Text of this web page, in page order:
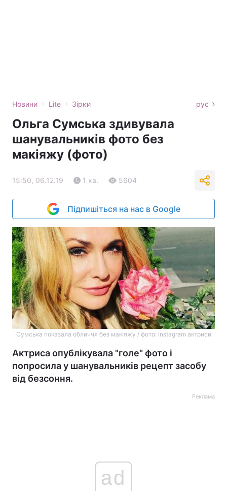
Новини › Lite › Зірки рус
Ольга Сумська здивувала
шанувальників фото без
макіяжу (фото)
15:50, 06.12.19 1 хв. 5604
Підпишіться на нас в Google
Сумська показала обличчя без макіяжу / фото: Instagram актриси
Актриса опублікувала "голе" фото і
попросила у шанувальників рецепт засобу
від безсоння.
Реклама
ad